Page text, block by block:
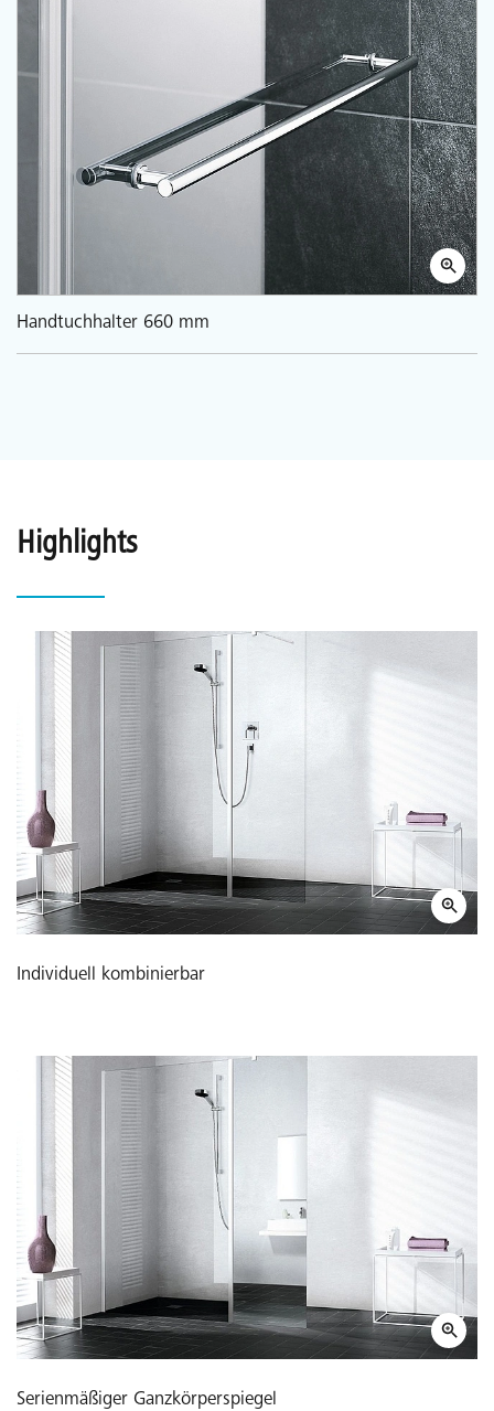
Handtuchhalter 660 mm
Highlights
Individuell kombinierbar
Serienmäßiger Ganzkörperspiegel